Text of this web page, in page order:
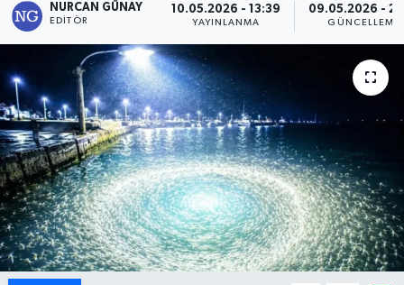
NURCAN GÜNAY
EDITÖR
10.05.2026 - 13:39
YAYINLANMA
09.05.2026 -
GÜNCELLEME
Eğitim
Ekonomi
Emet
Foto Galeri
Gediz